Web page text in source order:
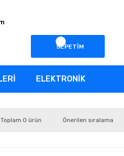
SEPETİM
ELEKTRONİK
Toplam 0 ürün